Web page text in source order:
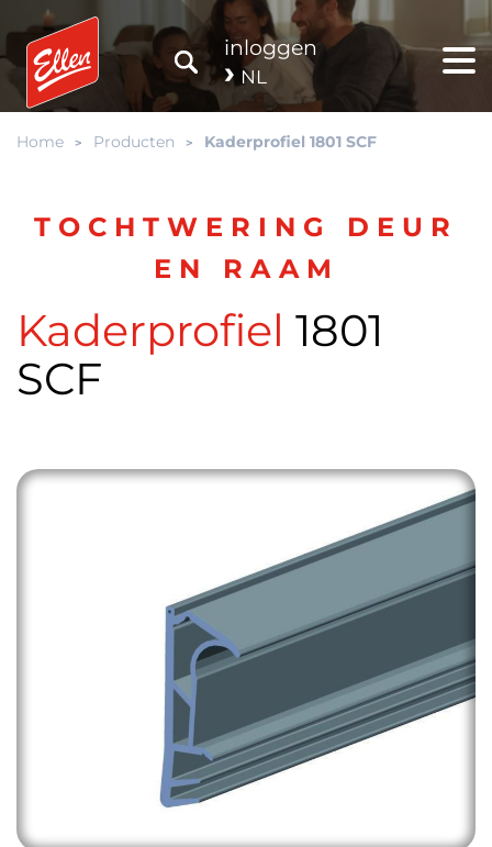
inloggen
NL
Home Producten Kaderprofiel 1801 SCF
TOCHTWERING DEUR
EN RAAM
Kaderprofiel 1801
SCF